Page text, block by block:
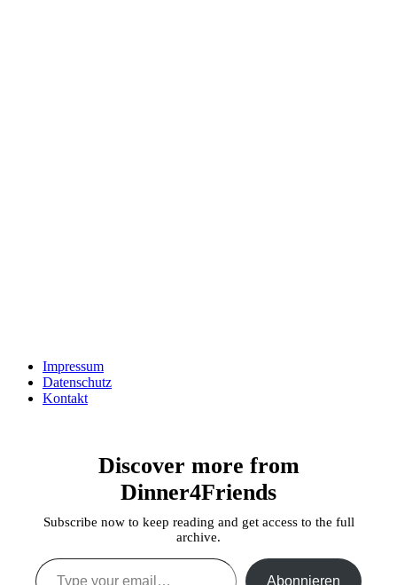
Impressum
Datenschutz
Kontakt
Discover more from
Dinner4Friends
Subscribe now to keep reading and get access to the full
archive.
Type your email…
Abonnieren